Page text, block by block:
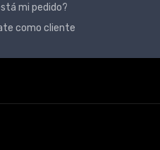
mi pedido?
como cliente